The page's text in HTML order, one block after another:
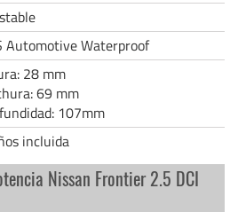
Automotive Waterproof
28 mm
69 mm
107mm
incluida
Nissan Frontier 2.5 DCI